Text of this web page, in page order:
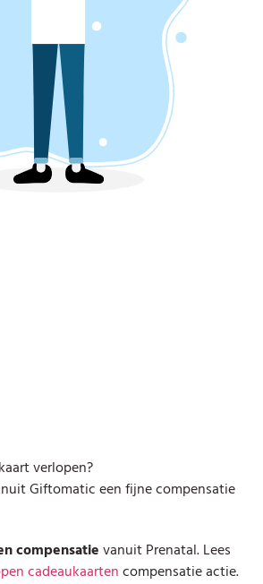
verlopen?
Giftomatic een fijne compensatie
compensatievanuit Prenatal. Lees
cadeaukaartencompensatie actie.